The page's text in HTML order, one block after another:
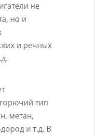
не
но и
и речных
тип
метан,
и т.д. В